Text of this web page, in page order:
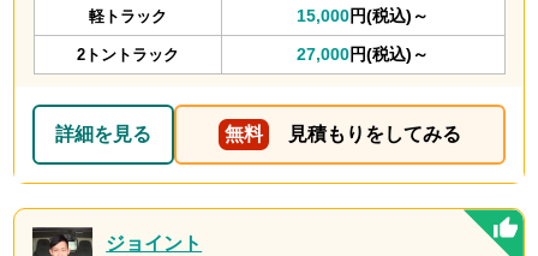
軽トラック 15,000円(税込)～
2トントラック 27,000円(税込)～
詳細を見る 無料 見積もりをしてみる
ジョイント